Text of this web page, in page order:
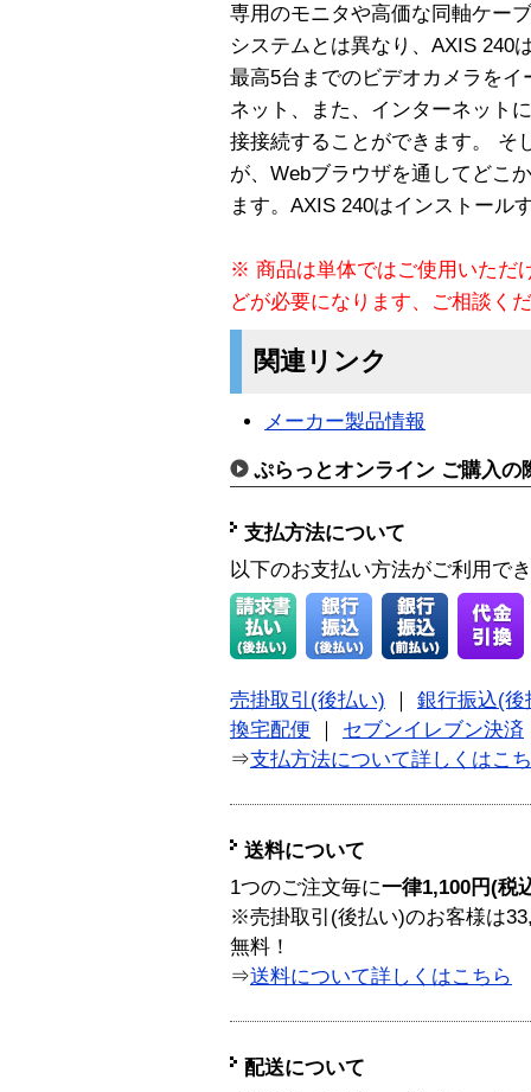
専用のモニタや高価な同軸ケー
システムとは異なり、AXIS 240
最高5台までのビデオカメラを
ネット、また、インターネット
接接続することができます。 そ
が、Webブラウザを通してどこ
ます。AXIS 240はインストール
※ 商品は単体ではご使用いただ
どが必要になります、ご相談く
関連リンク
メーカー製品情報
ぷらっとオンライン ご購入の
支払方法について
以下のお支払い方法がご利用で
売掛取引(後払い)
銀行振込(後
換宅配便
セブンイレブン決済
⇒支払方法について詳しくはこ
送料について
1つのご注文毎に一律1,100円(税
※売掛取引(後払い)のお客様は
無料！
⇒送料について詳しくはこちら
配送について